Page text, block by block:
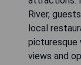
River,
local
views and